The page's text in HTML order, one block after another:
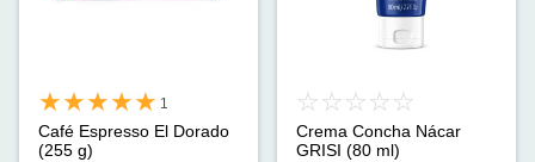
1
Café Espresso El Dorado
(255 g)
Crema Concha Nácar
GRISI (80 ml)